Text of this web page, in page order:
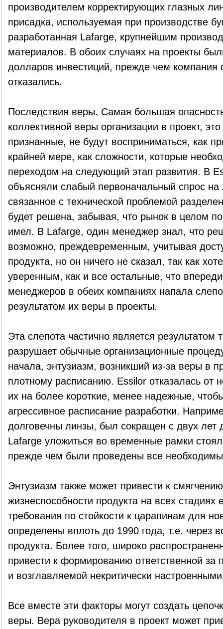
производителем корректирующих глазных
присадка, используемая при производстве
разработанная Lafarge, крупнейшим
материалов. В обоих случаях на проекты
долларов инвестиций, прежде чем компания
отказались.
Последствия веры. Самая большая
коллективной веры организации в проект,
признанные, не будут восприниматься, как
крайней мере, как сложности, которые
переходом на следующий этап развития. В
объясняли слабый первоначальный спрос на
связанное с технической проблемой
будет решена, забывая, что рынок в целом
имел. В Lafarge, один менеджер знал, что
возможно, преждевременным, учитывая
продукта, но он ничего не сказал, так как
уверенным, как и все остальные, что
менеджеров в обеих компаниях напала
результатом их веры в проекты.
Эта слепота частично является результатом
разрушает обычные организационные
начала, энтузиазм, возникший из-за веры в
плотному расписанию. Essilor отказалась от
их на более короткие, менее надежные,
агрессивное расписание разработки.
долговечны линзы, был сокращен с двух
Lafarge уложиться во временные рамки
прежде чем были проведены все
Энтузиазм также может привести к
жизнеспособности продукта на всех стадиях
требования по стойкости к царапинам для
определены вплоть до 1990 года, т.е. через
продукта. Более того, широко
привести к формированию ответственной за
и возглавляемой некритически
Все вместе эти факторы могут создать
веры. Вера руководителя в проект может